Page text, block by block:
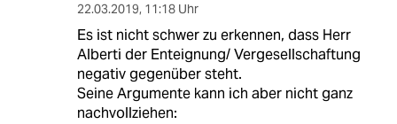
22.03.2019, 11:18 Uhr
Es ist nicht schwer zu erkennen, dass Herr
Alberti der Enteignung/ Vergesellschaftung
negativ gegenüber steht.
Seine Argumente kann ich aber nicht ganz
nachvollziehen: